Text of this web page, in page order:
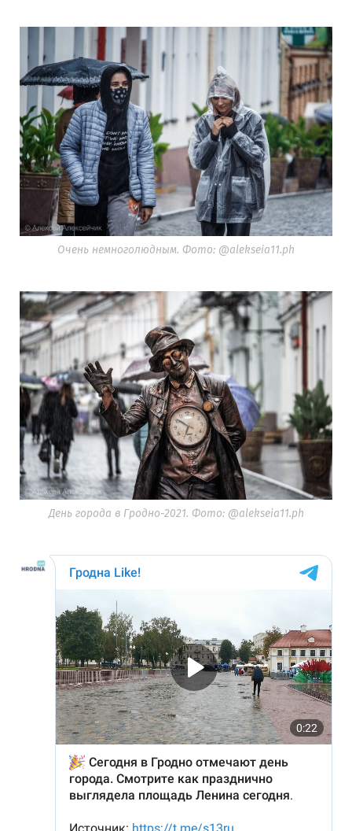
Очень немноголюдным. Фото: @alekseia11.ph
День города в Гродно-2021. Фото: @alekseia11.ph